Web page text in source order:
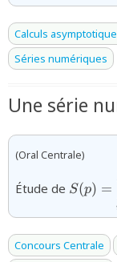
Calculs
Séries numériques
Une série
(Oral Centrale)
Étude de {n+p}}
S(p) =
Concours Centrale